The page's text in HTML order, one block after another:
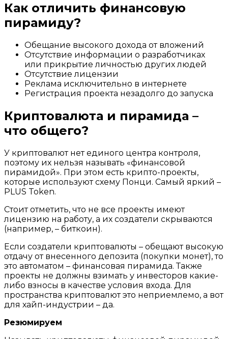
Как отличить финансовую
пирамиду?
Обещание высокого дохода от вложений
Отсутствие информации о разработчиках
или прикрытие личностью других людей
Отсутствие лицензии
Реклама исключительно в интернете
Регистрация проекта незадолго до запуска
Криптовалюта и пирамида –
что общего?
У криптовалют нет единого центра контроля,
поэтому их нельзя называть «финансовой
пирамидой». При этом есть крипто-проекты,
которые используют схему Понци. Самый яркий –
PLUS Token.
Стоит отметить, что не все проекты имеют
лицензию на работу, а их создатели скрываются
(например, – биткоин).
Если создатели криптовалюты – обещают высокую
отдачу от внесенного депозита (покупки монет), то
это автоматом – финансовая пирамида. Также
проекты не должны взимать у инвесторов какие-
либо взносы в качестве условия входа. Для
пространства криптовалют это неприемлемо, а вот
для хайп-индустрии – да.
Резюмируем